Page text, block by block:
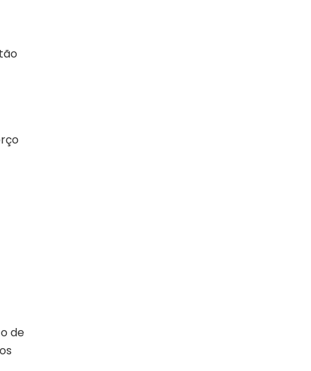
de